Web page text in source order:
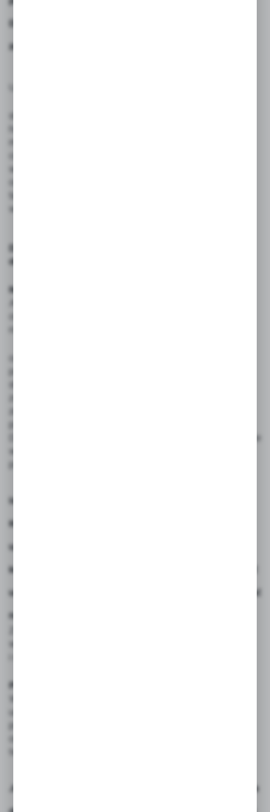
Doskonale sprawdza się zarówno wewnątrz, jak i na
zewnątrz budynków.
stajniach i obiektach jeździeckich,
halach produkcyjnych,
magazynach,
warsztatach,
ogródkach gastronomicznych,
tarasach,
wydarzeniach plenerowych.
Dzięki mobilnej konstrukcji można łatwo ustawić je
dokładnie tam, gdzie jest najbardziej potrzebne.
Nie tylko chłodzenie
AS FogMax 65 to znacznie więcej niż urządzenie
obniżające temperaturę. Delikatna mgiełka pomaga
również:
ograniczyć unoszenie się kurzu,
poprawić komfort pracy i wypoczynku,
stworzyć lepsze warunki dla zwierząt podczas upałów,
zewnętrznych,
poprawić jakość powietrza w zapylonych miejscach.
Dlatego zamgławiacze coraz częściej zastępują tradycyjne
wentylatory, które jedynie przemieszczają gorące
powietrze.
Idealne rozwiązanie dla stajni
Konie wyjątkowo źle znoszą wysokie temperatury. W
upalne dni zamgławianie pozwala poprawić ich
komfort, ograniczyć stres cieplny oraz zmniejszyć ilość
unoszącego się pyłu, który może negatywnie wpływać
na układ oddechowy.
wybierany przez właścicieli stajni, ośrodków jeździeckich
Przygotuj się zanim nadejdzie fala upałów
W czasie największych upałów zainteresowanie
urządzeniami chłodzącymi gwałtownie rośnie. Warto
przygotować się wcześniej i zadbać o komfort ludzi
oraz zwierząt jeszcze przed nadejściem ekstremalnych
temperatur.
Jeżeli szukasz skutecznego rozwiązania do chłodzenia